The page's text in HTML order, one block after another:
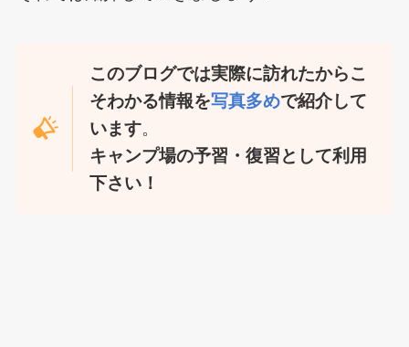
このブログでは実際に訪れたからこ
そわかる情報を写真多めで紹介して
います。
キャンプ場の予習・復習として利用
下さい！